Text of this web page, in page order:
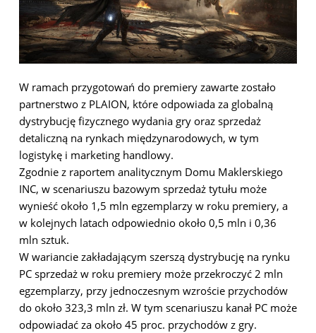
W ramach przygotowań do premiery zawarte zostało
partnerstwo z PLAION, które odpowiada za globalną
dystrybucję fizycznego wydania gry oraz sprzedaż
detaliczną na rynkach międzynarodowych, w tym
logistykę i marketing handlowy.
Zgodnie z raportem analitycznym Domu Maklerskiego
INC, w scenariuszu bazowym sprzedaż tytułu może
wynieść około 1,5 mln egzemplarzy w roku premiery, a
w kolejnych latach odpowiednio około 0,5 mln i 0,36
mln sztuk.
W wariancie zakładającym szerszą dystrybucję na rynku
PC sprzedaż w roku premiery może przekroczyć 2 mln
egzemplarzy, przy jednoczesnym wzroście przychodów
do około 323,3 mln zł. W tym scenariuszu kanał PC może
odpowiadać za około 45 proc. przychodów z gry.